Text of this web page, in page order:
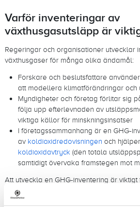
Varför inventeringar av
växthusgasutsläpp är
Regeringar och organisationer utvecklar
växthusgaser för många olika ändamål:
Forskare och beslutsfattare
att modellera klimatförändringar och
Myndigheter och företag förlitar sig
följa upp efterlevnaden av
viktiga källor för minskningsinsatser
I företagssammanhang är en GHG-
av koldioxidredovisningen och
koldioxidavtryck (den totala
samtidigt övervaka framstegen mot
Att utveckla en GHG-inventering är
kunna uppfylla lagstadgade krav (t.ex.
reglerna
), förbereda sig för